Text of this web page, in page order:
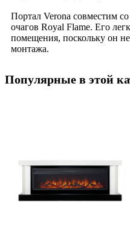
Портал Verona совместим
очагов Royal Flame. Его
помещения, поскольку он
монтажа.
Популярные в этой